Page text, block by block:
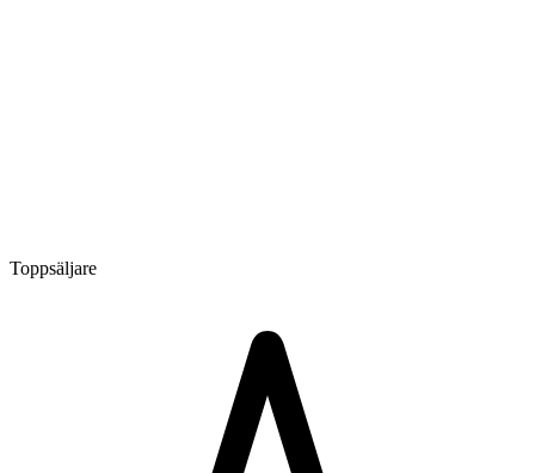
Toppsäljare